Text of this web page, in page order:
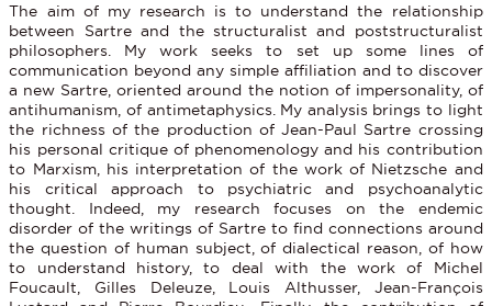
The aim of my research is to understand the relationship
between Sartre and the structuralist and poststructuralist
philosophers. My work seeks to set up some lines of
communication beyond any simple affiliation and to discover
a new Sartre, oriented around the notion of impersonality, of
antihumanism, of antimetaphysics. My analysis brings to light
the richness of the production of Jean-Paul Sartre crossing
his personal critique of phenomenology and his contribution
to Marxism, his interpretation of the work of Nietzsche and
his critical approach to psychiatric and psychoanalytic
thought. Indeed, my research focuses on the endemic
disorder of the writings of Sartre to find connections around
the question of human subject, of dialectical reason, of how
to understand history, to deal with the work of Michel
Foucault, Gilles Deleuze, Louis Althusser, Jean-François